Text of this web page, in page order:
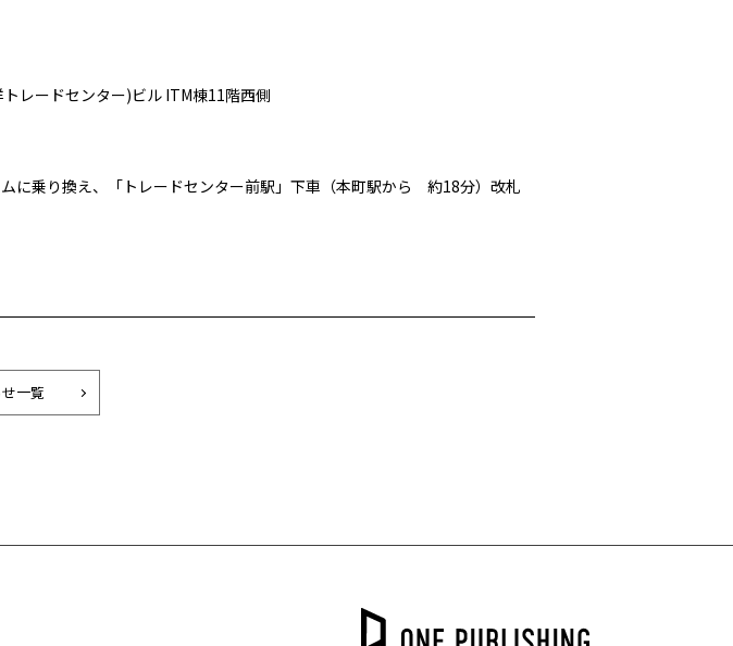
レードセンター)ビル ITM棟11階西側
に乗り換え、「トレードセンター前駅」下車（本町駅から 約18分）改札
一覧